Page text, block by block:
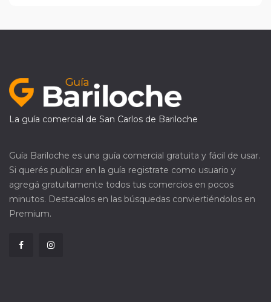
La guía comercial de San Carlos de Bariloche
Guía Bariloche es una guía comercial gratuita y fácil de usar.
Si querés publicar en la guía registrate como usuario y
agregá gratuitamente todos tus comercios en pocos
minutos. Destacalos en las búsquedas conviertiéndolos en
Premium.